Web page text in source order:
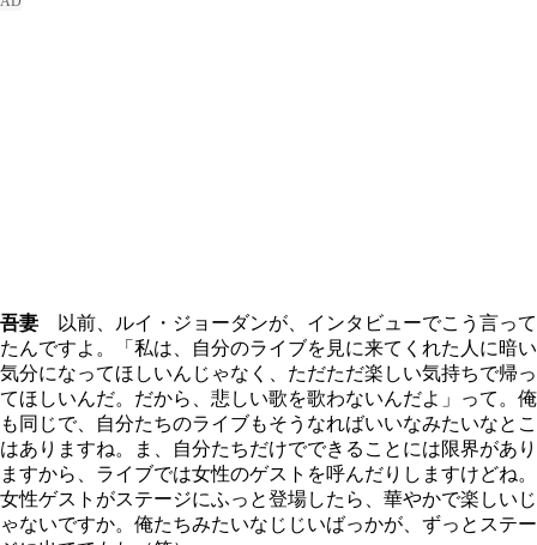
吾妻 以前、ルイ・ジョーダンが、インタビューでこう言って
たんですよ。「私は、自分のライブを見に来てくれた人に暗い
気分になってほしいんじゃなく、ただただ楽しい気持ちで帰っ
てほしいんだ。だから、悲しい歌を歌わないんだよ」って。俺
も同じで、自分たちのライブもそうなればいいなみたいなとこ
はありますね。ま、自分たちだけでできることには限界があり
ますから、ライブでは女性のゲストを呼んだりしますけどね。
女性ゲストがステージにふっと登場したら、華やかで楽しいじ
ゃないですか。俺たちみたいなじじいばっかが、ずっとステー